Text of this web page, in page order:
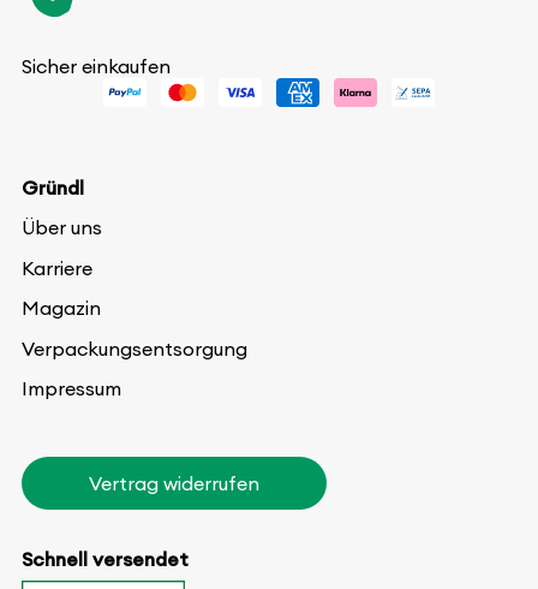
Sicher einkaufen
Gründl
Über uns
Karriere
Magazin
Verpackungsentsorgung
Impressum
Vertrag widerrufen
Schnell versendet